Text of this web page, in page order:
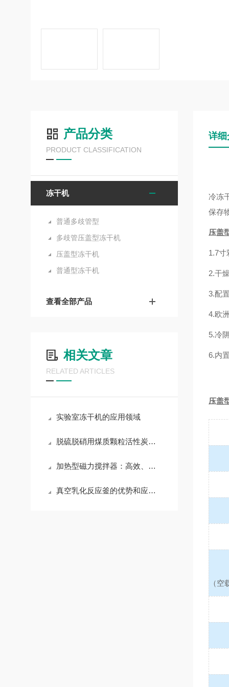
产品分类
PRODUCT CLASSIFICATION
冻干机
普通多歧管型
多歧管压盖型冻干机
压盖型冻干机
普通型冻干机
查看全部产品
相关文章
RELATED ARTICLES
实验室冻干机的应用领域
脱硫脱硝用煤质颗粒活性炭耐压强度
加热型磁力搅拌器：高效、安全、精准的实验解决方案
真空乳化反应釜的优势和应用范围
详细
冷冻
保存
压盖
1.7寸
2.干
3.配
4.欧
5.冷
6.内
压盖
（空